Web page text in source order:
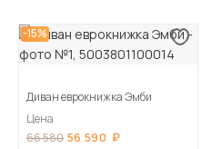
-15%
Диван еврокнижка Эмби
Цена
66 580 56 590